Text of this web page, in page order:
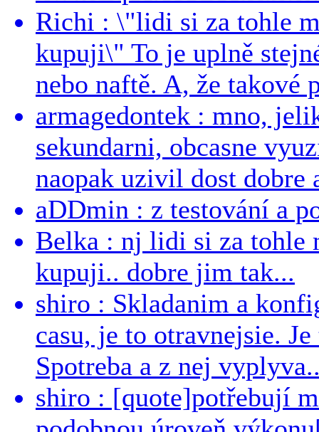
Richi : \"lidi si za tohle
kupuji\" To je uplně
nebo naftě. A, že takové
armagedontek : mno,
sekundarni, obcasne
naopak uzivil dost dobre
aDDmin : z testování a
Belka : nj lidi si za tohle
kupuji.. dobre jim tak...
shiro : Skladanim a
casu, je to otravnejsie.
Spotreba a z nej
shiro : [quote]potřebují